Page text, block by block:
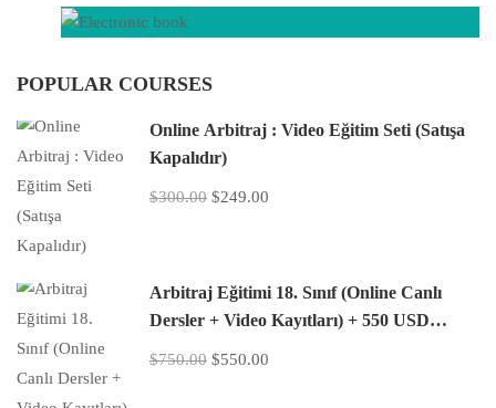
POPULAR COURSES
Online Arbitraj : Video Eğitim Seti (Satışa
Kapalıdır)
$300.00 $249.00
Arbitraj Eğitimi 18. Sınıf (Online Canlı
Dersler + Video Kayıtları) + 550 USD
$750.00 $550.00